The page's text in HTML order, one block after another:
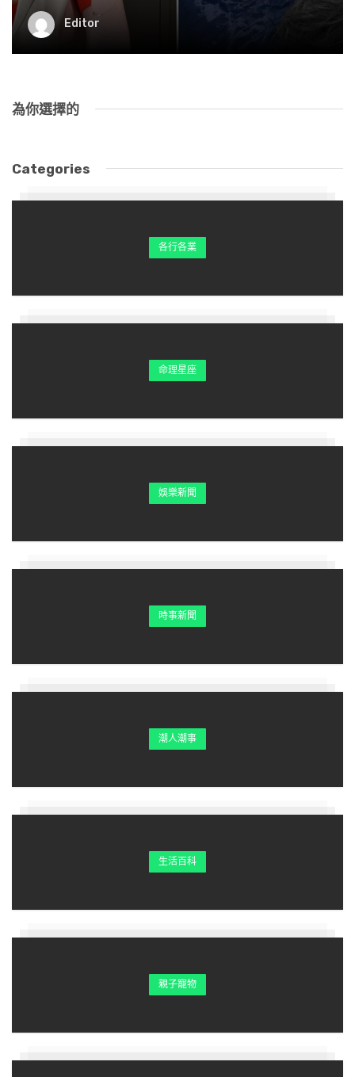
Editor
為你選擇的
Categories
各行各業
命理星座
娛樂新聞
時事新聞
潮人潮事
生活百科
親子寵物